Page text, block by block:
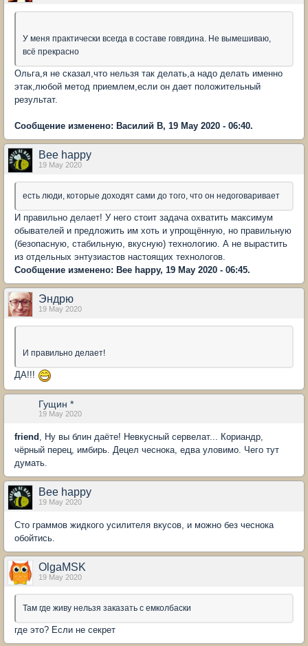
У меня практически всегда в составе говядина. Не вымешиваю,
всё прекрасно
Ольга,я не сказал,что нельзя так делать,а надо делать именно
этак,любой метод приемлем,если он дает положительный
результат.
Сообщение изменено: Василий В, 19 May 2020 - 06:40.
Bee happy
19 May 2020
есть люди, которые доходят сами до того, что он недоговаривает
И правильно делает! У него стоит задача охватить максимум
обывателей и предложить им хоть и упрощённую, но правильную
(безопасную, стабильную, вкусную) технологию. А не вырастить
из отдельных энтузиастов настоящих технологов.
Сообщение изменено: Bee happy, 19 May 2020 - 06:45.
Эндрю
19 May 2020
И правильно делает!
ДА!!!
Гущин *
19 May 2020
friend
, Ну вы блин даёте! Невкусный сервелат... Кориандр,
чёрный перец, имбирь. Децел чеснока, едва уловимо. Чего тут
думать.
Bee happy
19 May 2020
Сто граммов жидкого усилителя вкусов, и можно без чеснока
обойтись.
OlgaMSK
19 May 2020
Там где живу нельзя заказать с емколбаски
где это? Если не секрет